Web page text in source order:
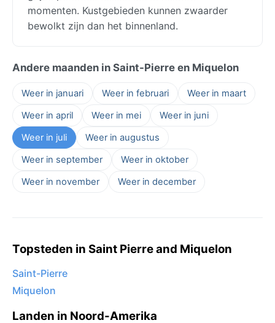
momenten. Kustgebieden kunnen zwaarder
bewolkt zijn dan het binnenland.
Andere maanden in Saint-Pierre en Miquelon
Weer in januari Weer in februari
Weer in maart
Weer in april
Weer in mei
Weer in juni
Weer in juli
Weer in augustus
Weer in september
Weer in oktober
Weer in november
Weer in december
Topsteden in Saint Pierre and Miquelon
Saint-Pierre
Miquelon
Landen in Noord-Amerika